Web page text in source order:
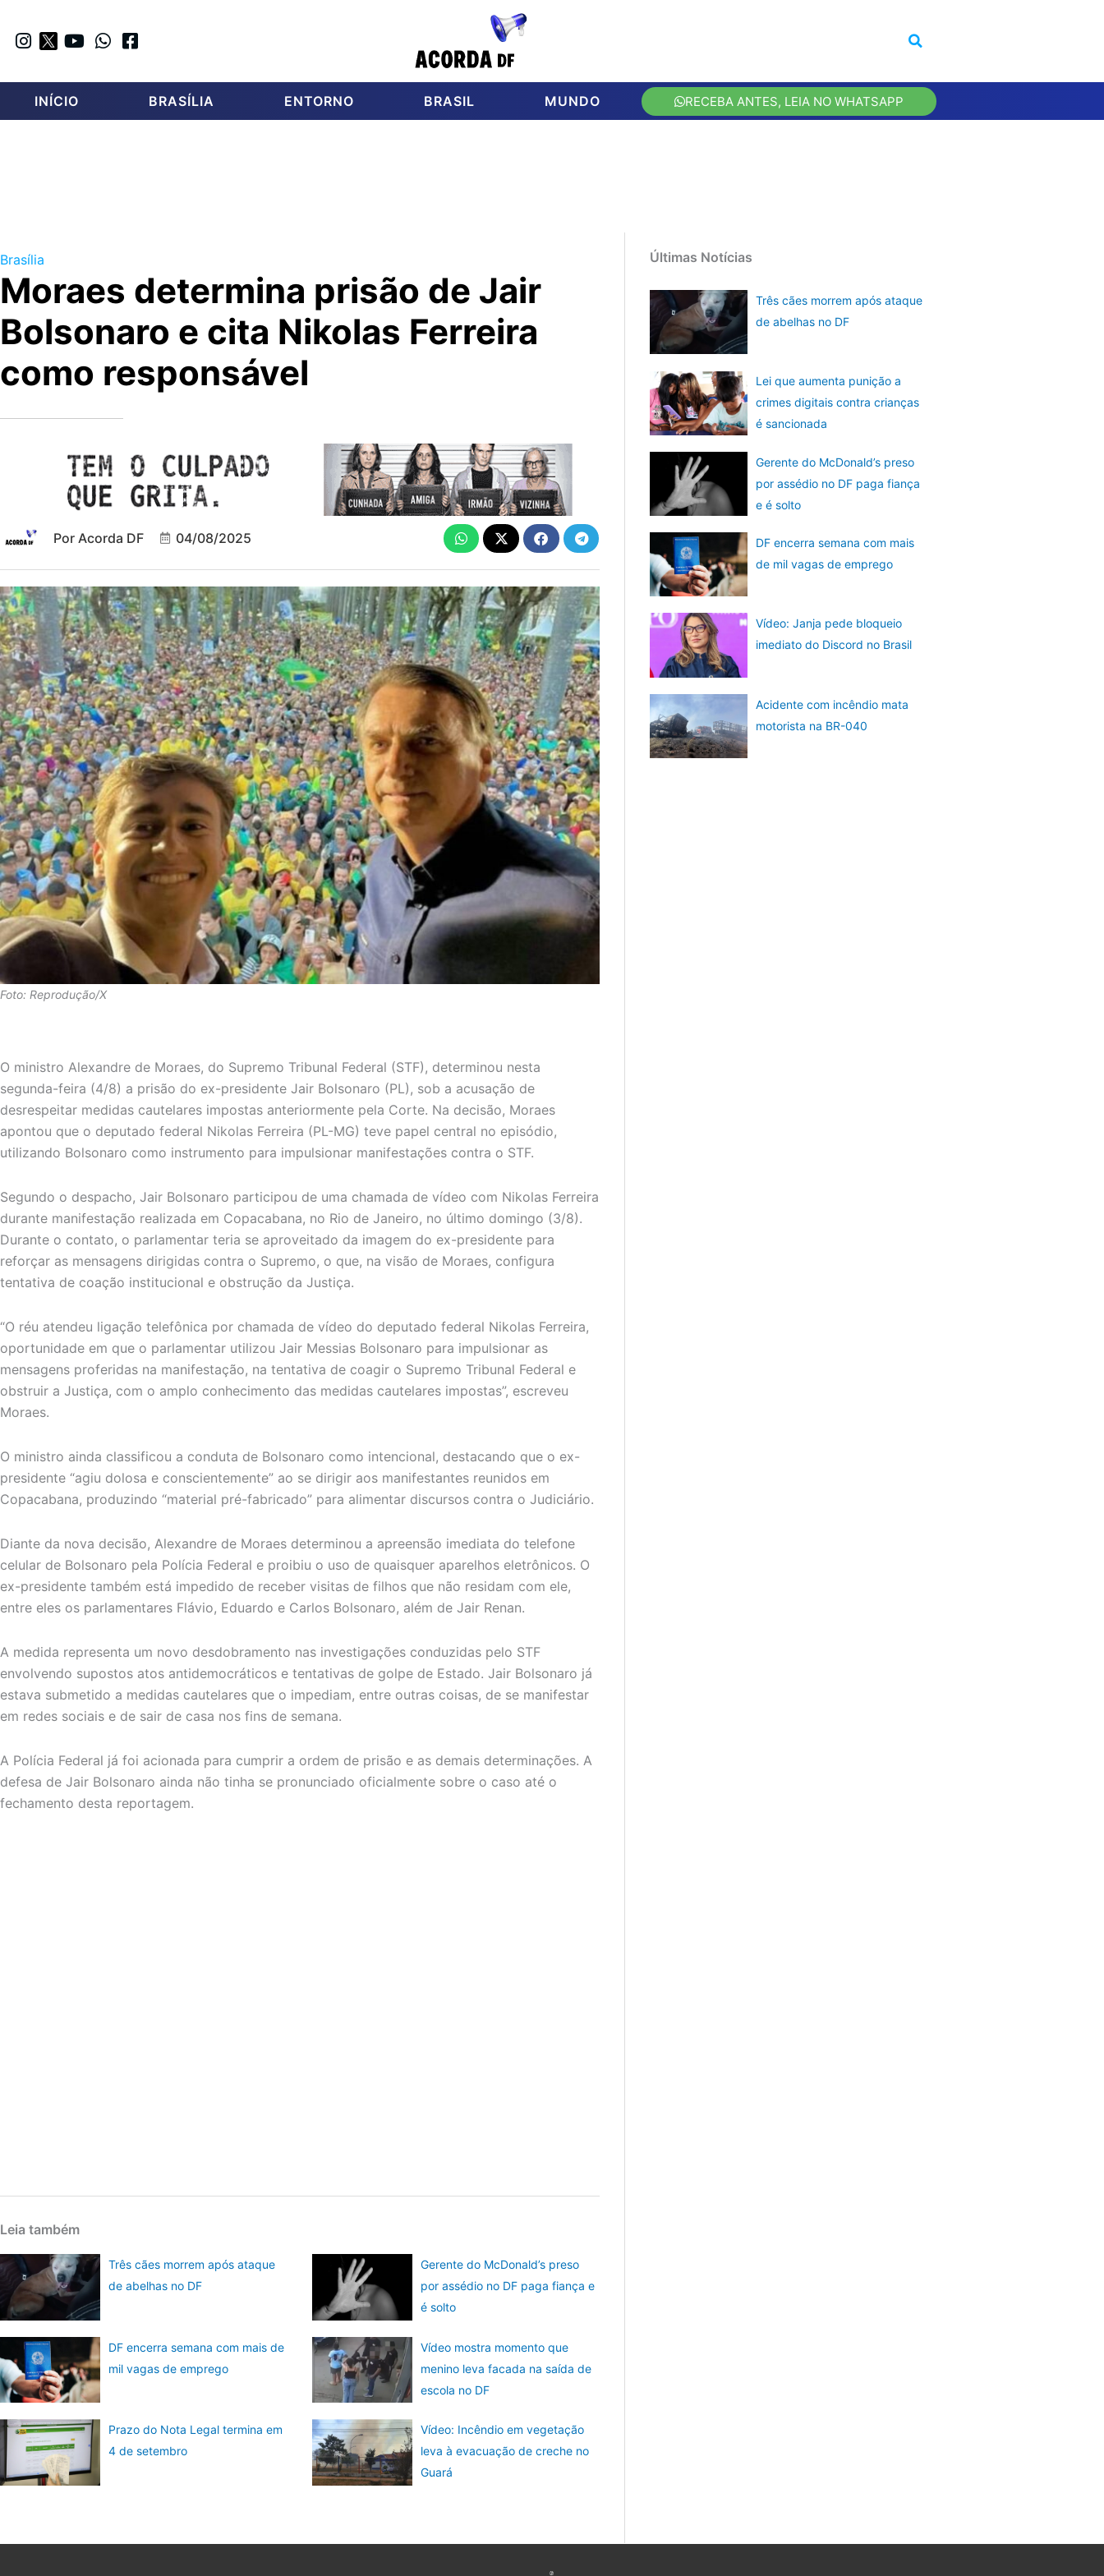
INÍCIO BRASÍLIA ENTORNO BRASIL MUNDO RECEBA ANTES, LEIA NO WHATSAPP
Brasília
Moraes determina prisão de Jair
Bolsonaro e cita Nikolas Ferreira
como responsável
Por Acorda DF 04/08/2025
Foto: Reprodução/X
O ministro Alexandre de Moraes, do Supremo Tribunal Federal (STF), determinou nesta
segunda-feira (4/8) a prisão do ex-presidente Jair Bolsonaro (PL), sob a acusação de
desrespeitar medidas cautelares impostas anteriormente pela Corte. Na decisão, Moraes
apontou que o deputado federal Nikolas Ferreira (PL-MG) teve papel central no episódio,
utilizando Bolsonaro como instrumento para impulsionar manifestações contra o STF.
Segundo o despacho, Jair Bolsonaro participou de uma chamada de vídeo com Nikolas Ferreira
durante manifestação realizada em Copacabana, no Rio de Janeiro, no último domingo (3/8).
Durante o contato, o parlamentar teria se aproveitado da imagem do ex-presidente para
reforçar as mensagens dirigidas contra o Supremo, o que, na visão de Moraes, configura
tentativa de coação institucional e obstrução da Justiça.
“O réu atendeu ligação telefônica por chamada de vídeo do deputado federal Nikolas Ferreira,
oportunidade em que o parlamentar utilizou Jair Messias Bolsonaro para impulsionar as
mensagens proferidas na manifestação, na tentativa de coagir o Supremo Tribunal Federal e
obstruir a Justiça, com o amplo conhecimento das medidas cautelares impostas”, escreveu
Moraes.
O ministro ainda classificou a conduta de Bolsonaro como intencional, destacando que o ex-
presidente “agiu dolosa e conscientemente” ao se dirigir aos manifestantes reunidos em
Copacabana, produzindo “material pré-fabricado” para alimentar discursos contra o Judiciário.
Diante da nova decisão, Alexandre de Moraes determinou a apreensão imediata do telefone
celular de Bolsonaro pela Polícia Federal e proibiu o uso de quaisquer aparelhos eletrônicos. O
ex-presidente também está impedido de receber visitas de filhos que não residam com ele,
entre eles os parlamentares Flávio, Eduardo e Carlos Bolsonaro, além de Jair Renan.
A medida representa um novo desdobramento nas investigações conduzidas pelo STF
envolvendo supostos atos antidemocráticos e tentativas de golpe de Estado. Jair Bolsonaro já
estava submetido a medidas cautelares que o impediam, entre outras coisas, de se manifestar
em redes sociais e de sair de casa nos fins de semana.
A Polícia Federal já foi acionada para cumprir a ordem de prisão e as demais determinações. A
defesa de Jair Bolsonaro ainda não tinha se pronunciado oficialmente sobre o caso até o
fechamento desta reportagem.
Leia também
Três cães morrem após ataque
de abelhas no DF
Gerente do McDonald’s preso
por assédio no DF paga fiança e
é solto
DF encerra semana com mais de
mil vagas de emprego
Vídeo mostra momento que
menino leva facada na saída de
escola no DF
Prazo do Nota Legal termina em
4 de setembro
Vídeo: Incêndio em vegetação
leva à evacuação de creche no
Guará
Últimas Notícias
Três cães morrem após ataque
de abelhas no DF
Lei que aumenta punição a
crimes digitais contra crianças
é sancionada
Gerente do McDonald’s preso
por assédio no DF paga fiança
e é solto
DF encerra semana com mais
de mil vagas de emprego
Vídeo: Janja pede bloqueio
imediato do Discord no Brasil
Acidente com incêndio mata
motorista na BR-040